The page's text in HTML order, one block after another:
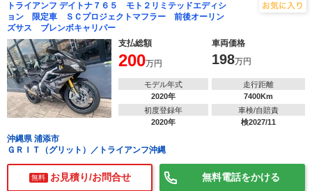
トライアンフ デイトナ７６５ モト２リミテッドエディシ
ョン 限定車 ＳＣプロジェクトマフラー 前後オーリン
ズサス ブレンボキャリパー
支払総額
車両価格
200万円 198万円
モデル年式
2020年
走行距離
7400Km
初度登録年
2020年
車検/自賠責
検2027/11
沖縄県 浦添市
ＧＲＩＴ（グリット）／トライアンフ沖縄
無料 お見積り/お問合せ 無料電話をかける